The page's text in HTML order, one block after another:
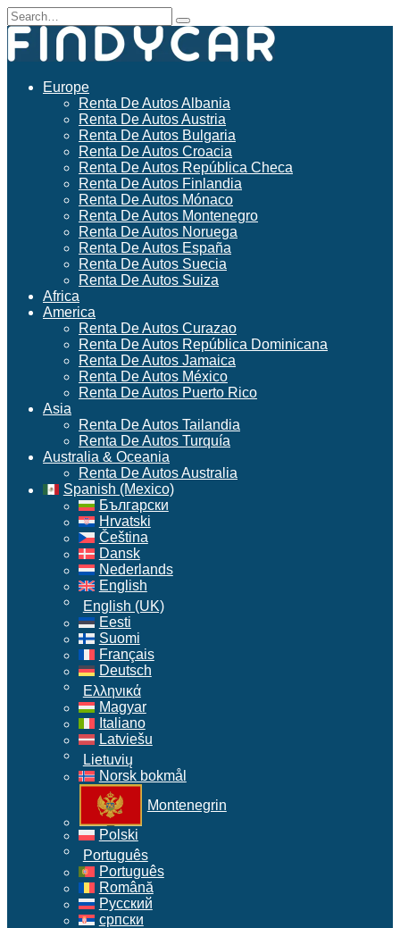
Skip
to
content
Search
for:
Europe
Renta De Autos Albania
Renta De Autos Austria
Renta De Autos Bulgaria
Renta De Autos Croacia
Renta De Autos República Checa
Renta De Autos Finlandia
Renta De Autos Mónaco
Renta De Autos Montenegro
Renta De Autos Noruega
Renta De Autos España
Renta De Autos Suecia
Renta De Autos Suiza
Africa
America
Renta De Autos Curazao
Renta De Autos República Dominicana
Renta De Autos Jamaica
Renta De Autos México
Renta De Autos Puerto Rico
Asia
Renta De Autos Tailandia
Renta De Autos Turquía
Australia & Oceania
Renta De Autos Australia
Spanish (Mexico)
Български
Hrvatski
Čeština
Dansk
Nederlands
English
English (UK)
Eesti
Suomi
Français
Deutsch
Ελληνικά
Magyar
Italiano
Latviešu
Lietuvių
Norsk bokmål
Montenegrin
Polski
Português
Português
Română
Русский
српски